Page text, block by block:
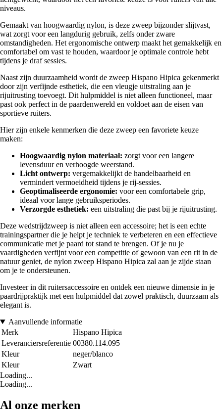
niveaus.
Gemaakt van hoogwaardig nylon, is deze zweep bijzonder slijtvast,
wat zorgt voor een langdurig gebruik, zelfs onder zware
omstandigheden. Het ergonomische ontwerp maakt het gemakkelijk en
comfortabel om vast te houden, waardoor je optimale controle hebt
tijdens je draf sessies.
Naast zijn duurzaamheid wordt de zweep Hispano Hipica gekenmerkt
door zijn verfijnde esthetiek, die een vleugje uitstraling aan je
rijuitrusting toevoegt. Dit hulpmiddel is niet alleen functioneel, maar
past ook perfect in de paardenwereld en voldoet aan de eisen van
sportieve ruiters.
Hier zijn enkele kenmerken die deze zweep een favoriete keuze
maken:
Hoogwaardig nylon materiaal: zorgt voor een langere
levensduur en verhoogde weerstand.
Licht ontwerp: vergemakkelijkt de handelbaarheid en
vermindert vermoeidheid tijdens je rij-sessies.
Geoptimaliseerde ergonomie: voor een comfortabele grip,
ideaal voor lange gebruiksperiodes.
Verzorgde esthetiek: een uitstraling die past bij je rijuitrusting.
Deze wedstrijdzweep is niet alleen een accessoire; het is een echte
trainingspartner die je helpt je techniek te verbeteren en een effectieve
communicatie met je paard tot stand te brengen. Of je nu je
vaardigheden verfijnt voor een competitie of gewoon van een rit in de
natuur geniet, de nylon zweep Hispano Hipica zal aan je zijde staan
om je te ondersteunen.
Investeer in dit ruitersaccessoire en ontdek een nieuwe dimensie in je
paardrijpraktijk met een hulpmiddel dat zowel praktisch, duurzaam als
elegant is.
Aanvullende informatie
Merk
Hispano Hipica
Leveranciersreferentie 00380.114.095
Kleur
neger/blanco
Kleur
Zwart
Loading...
Loading...
Al onze merken